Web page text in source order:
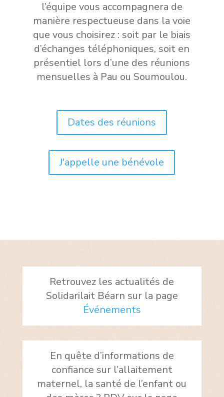
l’équipe vous accompagnera de
manière respectueuse dans la voie
que vous choisirez : soit par le biais
d’échanges téléphoniques, soit en
présentiel lors d’une des réunions
mensuelles à Pau ou Soumoulou.
Dates des réunions
J'appelle une bénévole
Retrouvez les actualités de
Solidarilait Béarn sur la page
Événements
En quête d’informations de
confiance sur l’allaitement
maternel, la santé de l’enfant ou